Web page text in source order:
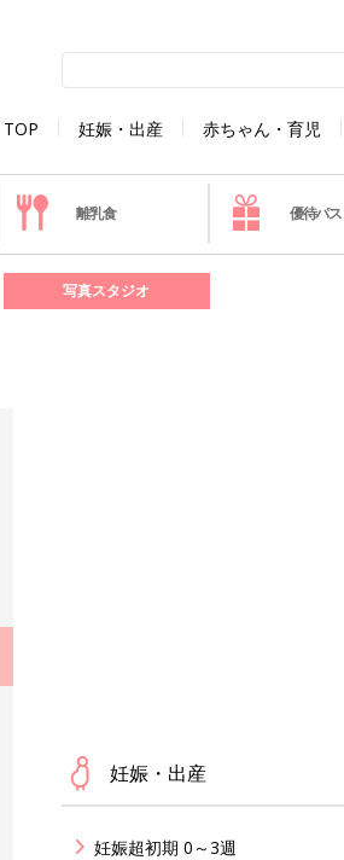
TOP 妊娠・出産 赤ちゃん・育児
離乳食 優待パス
写真スタジオ
妊娠・出産
妊娠超初期 0～3週